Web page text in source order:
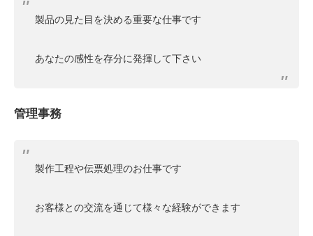
製品の見た目を決める重要な仕事です
あなたの感性を存分に発揮して下さい
管理事務
製作工程や伝票処理のお仕事です
お客様との交流を通じて様々な経験ができます